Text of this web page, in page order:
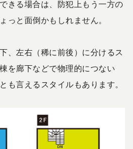
きる場合は、防犯上もう一方の
っと面倒かもしれません。
、左右（稀に前後）に分けるス
を廊下などで物理的につない
も言えるスタイルもあります。